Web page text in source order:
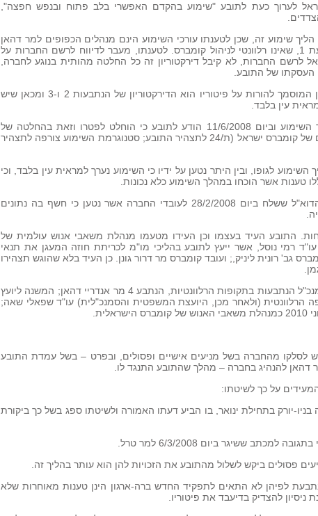
לערוך כעת לתובע "שימוע בהקדם האפשרי בלב פתוח ובנפש חפצה",
הליך שימוע זה, שכן לטענתו עורכי השימוע הינם מנהלים הכפופים למר דהאן
ואשר רשומים בדירקטוריון הנתבעת 1, שאינו רלוונטי לניהול קומברס. לטענתו, מעבר לדיווח לרשם החברות על
לרשם החברות, לא קיבל דירקטוריון זה כל החלטה מהותית בנוגע לחברה,
העסקתו של התובע.
לפיכך, סבור התובע שהדירקטוריון המוסמך להורות על פיטוריו הוא הדירקטוריון של הנתבעות 2 ו-3 ומכאן שיש
עין בלבד.
21. ביום 2/6/2008 התקיים הליך השימוע וביום 11/6/2008 הודע לתובע כי הוחלט לפטרו וזאת בהחלטה של
שלושה מחברי הדירקטוריון הרשום של קומברס ישראל (ת/24 לתצהיר התובע; סטנוגרמת השימוע צורפה לתצהיר
השימוע לגופו, ובין היתר נטען על ידיו כי השימוע נערך למראית עין בלבד, וכי
טענות אשר הוכחו במהלך השימוע כלא נכונות.
כך למשל, הטענה בדבר הודעת הדוא"ל ששלח ביום 28/2/2008 לעובדי החברה אשר נטען כי חשף בה נתונים
5 ישיבות הוכחות. התובע העיד בעצמו וכן העידו מטעמו מנהלת משאבי אנוש עולמית של
רמי נוסל, אשר ייעץ לתובע בהליכי מו"מ לכריתת חוזה המעגן את תנאי
גב' רונית ליניק,; ועובד קומברס מר דרור גונן. כן העיד בלא שהוגש תצהירו
24. מטעם קומברס העידו נשיא ומנכ"ל הנתבעות בתקופות הרלוונטיות, הנתבע 4 מר אנדריי דהאן; המשנה ליועץ
הרלוונטית (ולאחר מכן, היועצת המשפטית והסמנכ"לית) עו"ד שפאלי שאה;
לסלקו מהחברה בשל מניעים אישיים ופסולים, ובפרט – בשל עמדת התובע
דהאן להנהיג בחברה – מהלך שהתובע התנגד לו.
על כך לשיטתו:
יורק בתחילת ינואר, בו הביע דעתו האמורה ולשיטתו ספג בשל כך ביקורת
ששיגר ביום 6/3/2008 למר טרל.
הנתבעת לפיהן לא התאים לתפקיד החדש ברה-ארגון הינן טענות מאוחרות שלא
ניסיון להצדיק בדיעבד את פיטוריו.